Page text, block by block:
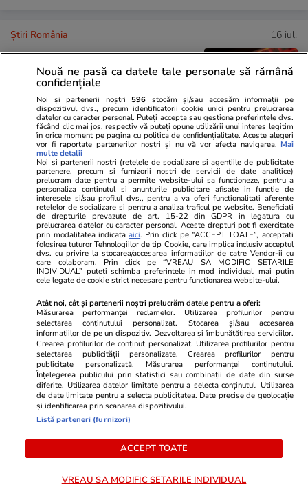
Știri România 16 iul.
Atac cibernetic masiv în
România: și aplicația Achiziții
Beneficiari Privați este blocată
Știri România 16 iul.
Ce spun miniștrii Economiei și
Apărării, după ce Rheinmetall
nu a depus ofertă de preluare a
Șantierului Naval Damen
Mangalia
Știri România 16 iul.
S-a redeschis Castelul Teleki:
„Comoara Mureșului” care
măsoară timpul în 52 de
camere și 365 de ferestre
Fundament pentru un nou
Nouă ne pasă ca datele tale personale să rămână
confidențiale
Noi și partenerii noștri 596 stocăm și/sau accesăm informații pe
dispozitivul dvs., precum identificatorii cookie unici pentru prelucrarea
datelor cu caracter personal. Puteți accepta sau gestiona preferințele dvs.
făcând clic mai jos, respectiv vă puteți opune utilizării unui interes legitim
în orice moment pe pagina cu politica de confidențialitate. Aceste alegeri
vor fi raportate partenerilor noștri și nu vă vor afecta navigarea. Mai
multe detalii
Noi si partenerii nostri (retelele de socializare si agentiile de publicitate
partenere, precum si furnizorii nostri de servicii de date analitice)
prelucram date pentru a permite website-ului sa functioneze, pentru a
personaliza continutul si anunturile publicitare afisate in functie de
interesele si/sau profilul dvs., pentru a va oferi functionalitati aferente
retelelor de socializare si pentru a analiza traficul pe website. Beneficiati
de drepturile prevazute de art. 15-22 din GDPR in legatura cu
prelucrarea datelor cu caracter personal. Aceste drepturi pot fi exercitate
prin modalitatea indicataaici. Prin click pe “ACCEPT TOATE”, acceptati
folosirea tuturor Tehnologiilor de tip Cookie, care implica inclusiv acceptul
dvs. cu privire la stocarea/accesarea informatiilor de catre Vendor-ii cu
care colaboram. Prin click pe “VREAU SA MODIFIC SETARILE
INDIVIDUAL” puteti schimba preferintele in mod individual, mai putin
cele legate de cookie strict necesare pentru functionarea website-ului.
Atât noi, cât și partenerii noștri prelucrăm datele pentru a oferi:
Măsurarea performanței reclamelor. Utilizarea profilurilor pentru
selectarea conținutului personalizat. Stocarea și/sau accesarea
informațiilor de pe un dispozitiv. Dezvoltarea și îmbunătățirea serviciilor.
Crearea profilurilor de conținut personalizat. Utilizarea profilurilor pentru
selectarea publicității personalizate. Crearea profilurilor pentru
publicitate personalizată. Măsurarea performanței conținutului.
Înțelegerea publicului prin statistici sau combinații de date din surse
diferite. Utilizarea datelor limitate pentru a selecta conținutul. Utilizarea
de date limitate pentru a selecta publicitatea. Date precise de geolocație
și identificarea prin scanarea dispozitivului.
Listă parteneri (furnizori)
ACCEPT TOATE
VREAU SA MODIFIC SETARILE INDIVIDUAL